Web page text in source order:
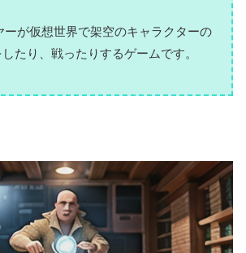
ーが仮想世界で架空のキャラクターの
たり、戦ったりするゲームです。